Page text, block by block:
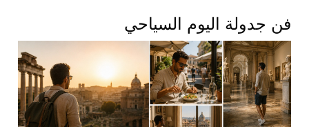
فن جدولة اليوم السياحي